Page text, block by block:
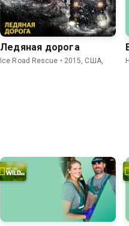
Ледяная дорога
Ice Road Rescue • 2015, США,